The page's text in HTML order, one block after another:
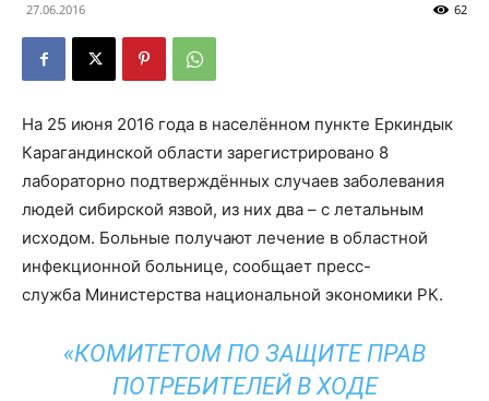
27.06.2016 62
На 25 июня 2016 года в населённом пункте Еркиндык
Карагандинской области зарегистрировано 8
лабораторно подтверждённых случаев заболевания
людей сибирской язвой, из них два – с летальным
исходом. Больные получают лечение в областной
инфекционной больнице, сообщает пресс-
служба Министерства национальной экономики РК.
«КОМИТЕТОМ ПО ЗАЩИТЕ ПРАВ
ПОТРЕБИТЕЛЕЙ В ХОДЕ